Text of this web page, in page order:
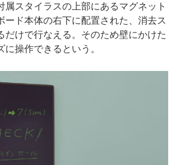
属スタイラスの上部にあるマグネット
ード本体の右下に配置された、消去ス
だけで行なえる。そのため壁にかけた
に操作できるという。